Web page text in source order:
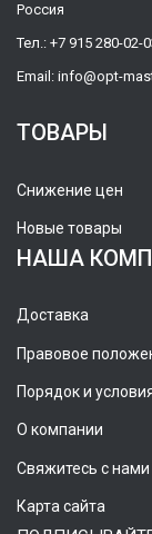
Россия
Тел.: +7 915 280-02-
Email: info@opt-
ТОВАРЫ
Снижение цен
Новые товары
НАША
Доставка
Правовое
Порядок и
О компании
Свяжитесь с нами
Карта сайта